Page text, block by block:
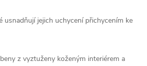
usnadňují jejich uchycení přichycením ke
z vyztuženy koženým interiérem a